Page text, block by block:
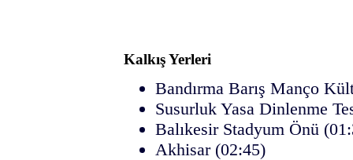
Kalkış Yerleri
Bandırma Barış Manço
Susurluk Yasa Dinlenme
Balıkesir Stadyum Önü
Akhisar (02:45)